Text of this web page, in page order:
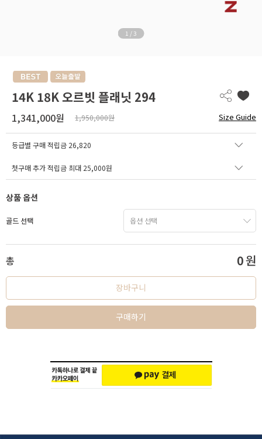
1 / 3
14K 18K 오르빗 플래닛 294
1,341,000원 1,950,000원 Size Guide
등급별 구매 적립금 26,820
첫구매 추가 적립금 최대 25,000원
상품 옵션
골드 선택
총 0원
장바구니
구매하기